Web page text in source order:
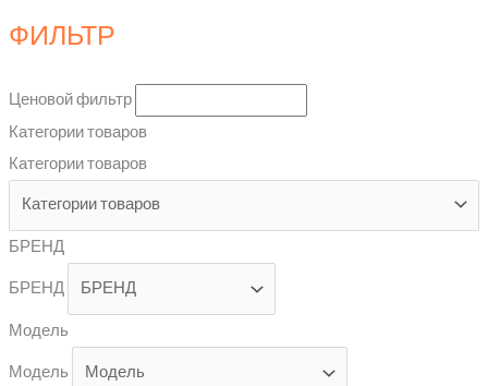
ФИЛЬТР
Ценовой фильтр
Категории товаров
Категории товаров
БРЕНД
БРЕНД
Модель
Модель